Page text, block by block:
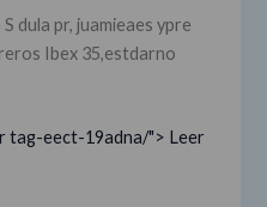
dula pr, juamieaes ypre
Ibex 35,estdarno
tag-eect-19adna/"> Leer